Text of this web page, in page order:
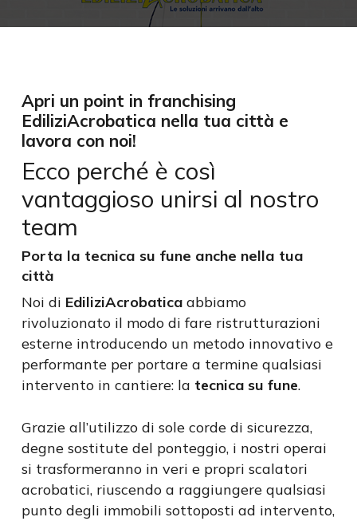
Apri un point in franchising
EdiliziAcrobatica nella tua città e
lavora con noi!
Ecco perché è così
vantaggioso unirsi al nostro
team
Porta la tecnica su fune anche nella tua
città
Noi di EdiliziAcrobatica abbiamo
rivoluzionato il modo di fare ristrutturazioni
esterne introducendo un metodo innovativo e
performante per portare a termine qualsiasi
intervento in cantiere: la tecnica su fune.
Grazie all’utilizzo di sole corde di sicurezza,
degne sostitute del ponteggio, i nostri operai
si trasformeranno in veri e propri scalatori
acrobatici, riuscendo a raggiungere qualsiasi
punto degli immobili sottoposti ad intervento,